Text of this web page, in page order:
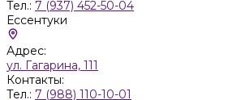
Тел.: 7 (937) 452-50-04
Ессентуки
Адрес:
ул. Гагарина, 111
Контакты:
Тел.: 7 (988) 110-10-01